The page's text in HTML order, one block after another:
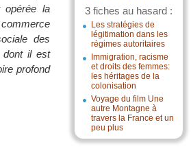
3 fiches au hasard :
Les stratégies de
légitimation dans les
régimes autoritaires
Immigration, racisme
et droits des femmes:
les héritages de la
colonisation
Voyage du film Une
autre Montagne à
travers la France et un
peu plus
la
des
dont il est
profond